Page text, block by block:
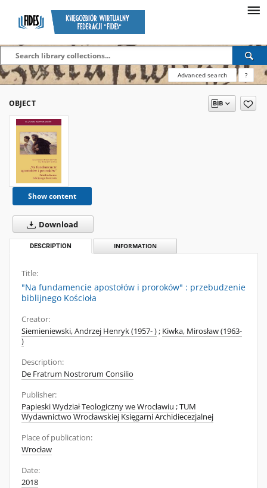
Advanced search ?
OBJECT
Show content
Download
DESCRIPTION INFORMATION
Title:
"Na fundamencie apostołów i proroków" : przebudzenie
biblijnego Kościoła
Creator:
Siemieniewski, Andrzej Henryk (1957- ); Kiwka, Mirosław (1963-
)
Description:
De Fratrum Nostrorum Consilio
Publisher:
Papieski Wydział Teologiczny we Wrocławiu ;TUM
Wydawnictwo Wrocławskiej Księgarni Archidiecezjalnej
Place of publication:
Wrocław
Date:
2018